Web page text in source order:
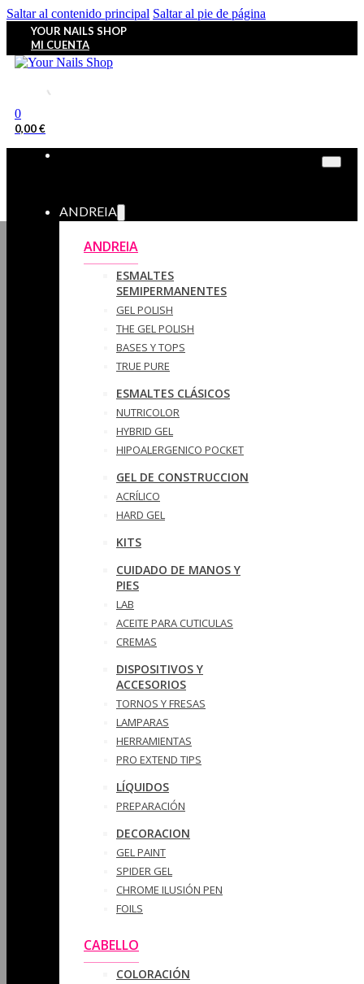
Saltar al contenido principal Saltar al pie de página
YOUR NAILS SHOP
MI CUENTA
0
0,00€
ANDREIA
ANDREIA
ESMALTES
SEMIPERMANENTES
GEL POLISH
THE GEL POLISH
BASES Y‎ TOPS
TRUE PURE
ESMALTES CLÁSICOS
NUTRICOLOR
HYBRID GEL
HIPOALERGENICO POCKET
GEL DE CONSTRUCCION
ACRÍLICO
HARD GEL
KITS
CUIDADO DE MANOS Y
PIES
LAB
ACEITE PARA CUTICULAS
CREMAS
DISPOSITIVOS Y
ACCESORIOS
TORNOS Y FRESAS
LAMPARAS
HERRAMIENTAS
PRO EXTEND TIPS
LÍQUIDOS
PREPARACIÓN
DECORACION
GEL PAINT
SPIDER GEL
CHROME ILUSIÓN PEN
FOILS
CABELLO
COLORACIÓN